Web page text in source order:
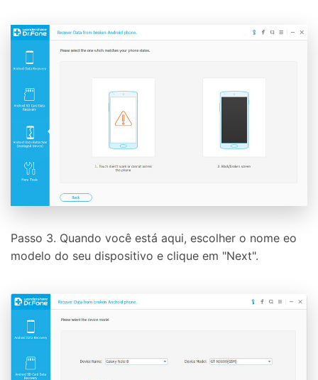
Passo 3. Quando você está aqui, escolher o nome eo
modelo do seu dispositivo e clique em "Next".